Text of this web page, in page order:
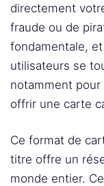
directement
fraude ou de
fondamentale,
utilisateurs se
notamment
offrir une carte
Ce format de
titre offre un
monde entier.